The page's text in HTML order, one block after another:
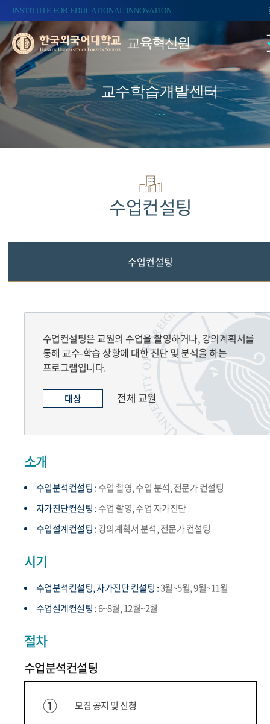
INSTITUTE FOR EDUCATIONAL INNOVATION
교육혁신원
교수학습개발센터
수업컨설팅
수업컨설팅
교수법연구모임
좋은수업만들기
혁신교수법지원
수업컨설팅
우수강의 사례
Teaching tips
수업컨설팅은 교원의 수업을 촬영하거나, 강의계획서를
통해 교수-학습 상황에 대한 진단 및 분석을 하는
프로그램입니다.
대상 전체 교원
소개
수업분석컨설팅 :수업 촬영, 수업 분석, 전문가 컨설팅
자가진단컨설팅 :수업 촬영, 수업 자가진단
수업설계컨설팅 :강의계획서 분석, 전문가 컨설팅
시기
수업분석컨설팅, 자가진단 컨설팅 :3월~5월, 9월~11월
수업설계컨설팅 :6~8월, 12월~2월
절차
수업분석컨설팅
① 모집 공지 및 신청